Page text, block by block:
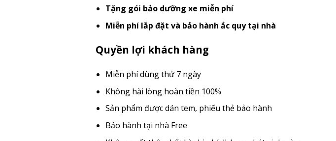
Tặng gói bảo dưỡng xe miễn phí
Miễn phí lắp đặt và bảo hành ắc quy tại nhà
Quyền lợi khách hàng
Miễn phí dùng thử 7 ngày
Không hài lòng hoàn tiền 100%
Sản phẩm được dán tem, phiếu thẻ bảo hành
Bảo hành tại nhà Free